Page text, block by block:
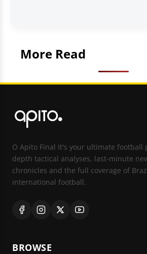
More Read
O Apito Final It's your ultimate football
depth tactical analyses, last-minute
chronicles and the full coverage of
international football.
BROWSE